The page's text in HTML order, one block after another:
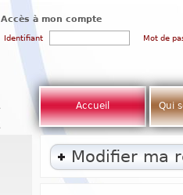
Accès à mon compte
Identifiant Mot de
Accueil Qui
Modifier ma